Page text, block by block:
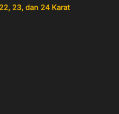
23, dan 24 Karat